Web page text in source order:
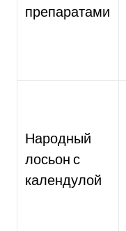
препаратами
Народный
лосьон с
календулой